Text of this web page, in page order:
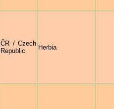
ČR / Czech
Republic
Herbia